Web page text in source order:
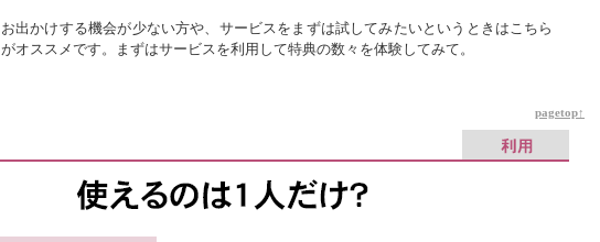
お出かけする機会が少ない方や、サービスをまずは試してみたいというときはこちら
がオススメです。まずはサービスを利用して特典の数々を体験してみて。
pagetop↑